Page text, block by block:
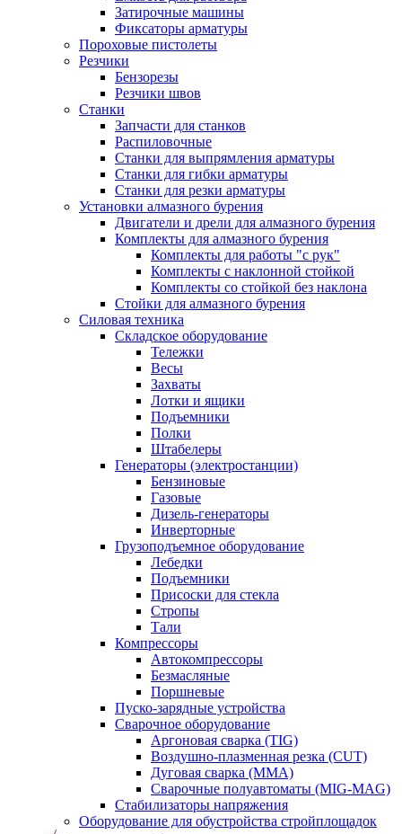
Затирочные машины
Фиксаторы арматуры
Пороховые пистолеты
Резчики
Бензорезы
Резчики швов
Станки
Запчасти для станков
Распиловочные
Станки для выпрямления арматуры
Станки для гибки арматуры
Станки для резки арматуры
Установки алмазного бурения
Двигатели и дрели для алмазного бурения
Комплекты для алмазного бурения
Комплекты для работы "с рук"
Комплекты с наклонной стойкой
Комплекты со стойкой без наклона
Стойки для алмазного бурения
Силовая техника
Складское оборудование
Тележки
Весы
Захваты
Лотки и ящики
Подъемники
Полки
Штабелеры
Генераторы (электростанции)
Бензиновые
Газовые
Дизель-генераторы
Инверторные
Грузоподъемное оборудование
Лебедки
Подъемники
Присоски для стекла
Стропы
Тали
Компрессоры
Автокомпрессоры
Безмасляные
Поршневые
Пуско-зарядные устройства
Сварочное оборудование
Аргоновая сварка (TIG)
Воздушно-плазменная резка (CUT)
Дуговая сварка (ММА)
Сварочные полуавтоматы (MIG-MAG)
Стабилизаторы напряжения
Оборудование для обустройства стройплощадок